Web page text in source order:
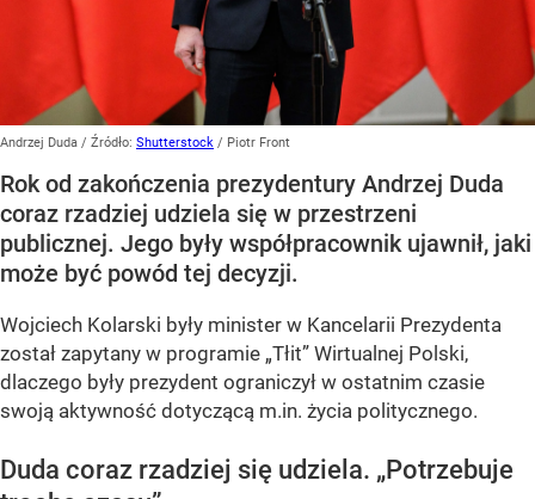
Andrzej Duda / Źródło: Shutterstock / Piotr Front
Rok od zakończenia prezydentury Andrzej Duda
coraz rzadziej udziela się w przestrzeni
publicznej. Jego były współpracownik ujawnił, jaki
może być powód tej decyzji.
Wojciech Kolarski były minister w Kancelarii Prezydenta
został zapytany w programie „Tłit” Wirtualnej Polski,
dlaczego były prezydent ograniczył w ostatnim czasie
swoją aktywność dotyczącą m.in. życia politycznego.
Duda coraz rzadziej się udziela. „Potrzebuje